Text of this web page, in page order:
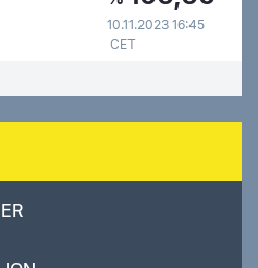
10.11.2023 16:45
CET